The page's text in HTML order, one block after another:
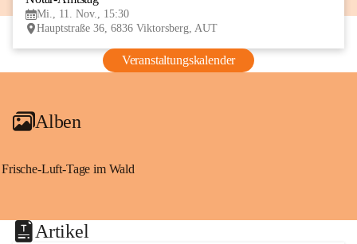
Mi., 11. Nov., 15:30
Hauptstraße 36, 6836 Viktorsberg, AUT
Veranstaltungskalender
Alben
Frische-Luft-Tage im Wald
Artikel